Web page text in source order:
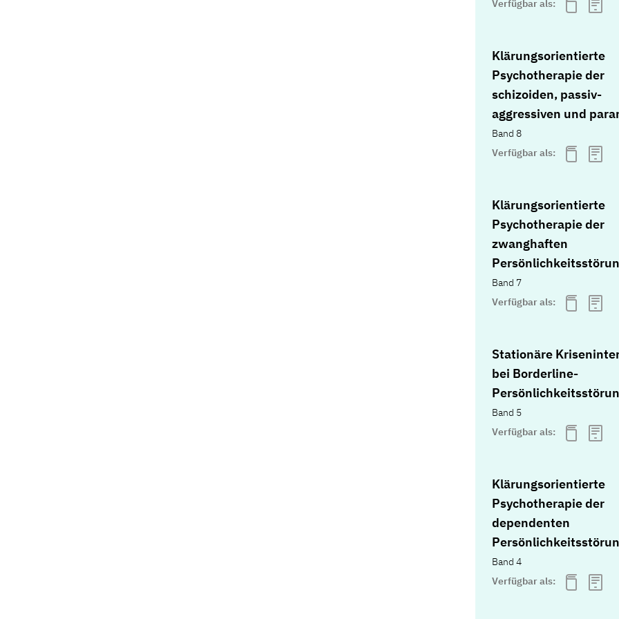
Verfügbar als:
Klärungsorientierte
Psychotherapie der
schizoiden, passiv-
aggressiven und
Persönlichkeitsstörung
Band 8
Verfügbar als:
Klärungsorientierte
Psychotherapie der
zwanghaften
Band 7
Verfügbar als:
Stationäre
bei Borderline-
Band 5
Verfügbar als:
Klärungsorientierte
Psychotherapie der
dependenten
Band 4
Verfügbar als: